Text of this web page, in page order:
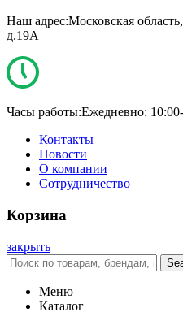
Наш адрес:Московская
д.19А
Часы работы:Ежедневно:
Контакты
Новости
О компании
Сотрудничество
Корзина
закрыть
Меню
Каталог